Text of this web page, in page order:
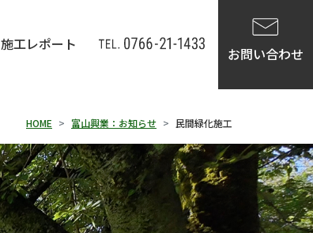
施工レポート
お問い合わせ
HOME 富山興業：お知らせ 民間緑化施工